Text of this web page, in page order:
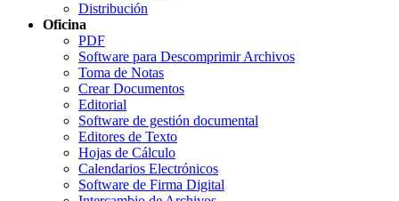
Distribución
Oficina
PDF
Software para Descomprimir Archivos
Toma de Notas
Crear Documentos
Editorial
Software de gestión documental
Editores de Texto
Hojas de Cálculo
Calendarios Electrónicos
Software de Firma Digital